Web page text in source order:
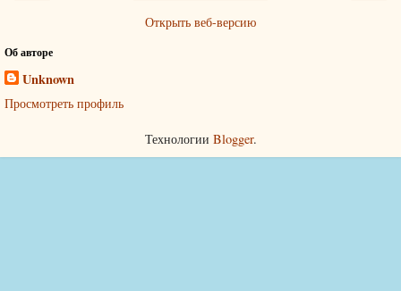
Открыть веб-версию
Об авторе
Unknown
Просмотреть профиль
Технологии Blogger.